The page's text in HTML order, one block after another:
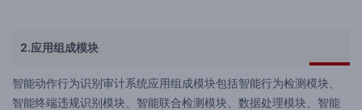
2.应用组成模块
智能动作行为识别审计系统应用组成模块包括智能行为检测模块、
智能终端违规识别模块、智能联合检测模块、数据处理模块、智能